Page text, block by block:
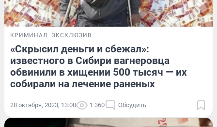
КРИМИНАЛ ЭКСКЛЮЗИВ
«Скрысил деньги и сбежал»:
известного в Сибири вагнеровца
обвинили в хищении 500 тысяч — их
собирали на лечение раненых
28 октября, 2023, 13:00 1 360 Обсудить